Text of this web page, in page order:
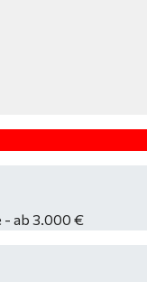
- ab 3.000 €